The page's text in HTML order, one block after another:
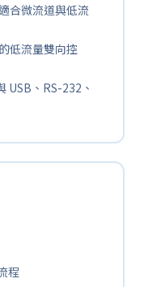
合微流道與低流
低流量雙向控
、RS-232、
程